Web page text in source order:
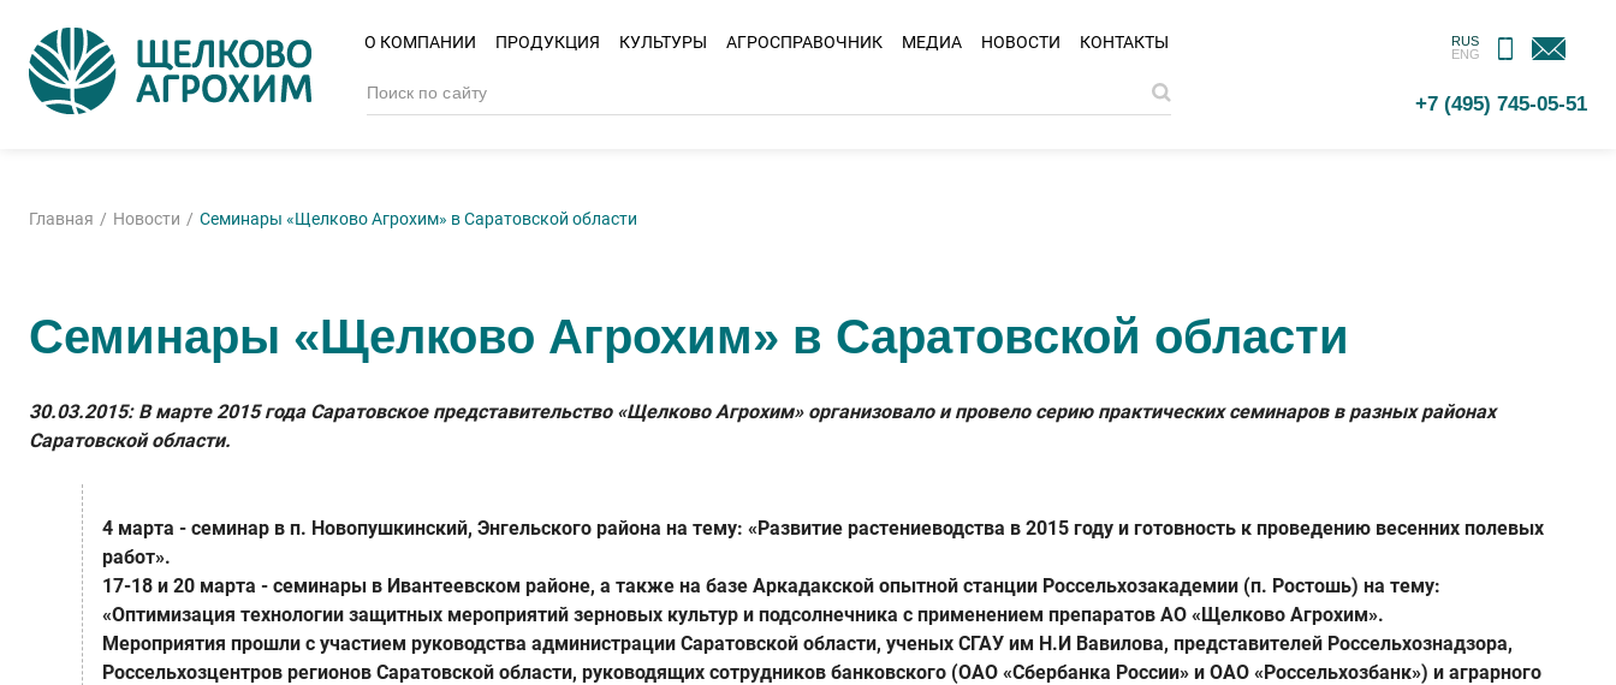
О КОМПАНИИ ПРОДУКЦИЯ КУЛЬТУРЫ АГРОСПРАВОЧНИК МЕДИА НОВОСТИ КОНТАКТЫ
RUS
ENG
МОБИЛЬНОЕ
ПРИЛОЖЕНИЕ
ОБРАТНАЯ
СВЯЗЬ
+7 (495) 745-05-51
Главная Новости Семинары «Щелково Агрохим» в Саратовской области
Семинары «Щелково Агрохим» в Саратовской области
30.03.2015: В марте 2015 года Саратовское представительство «Щелково Агрохим» организовало и провело серию практических семинаров в разных районах
Саратовской области.
4 марта - семинар в п. Новопушкинский, Энгельского района на тему: «Развитие растениеводства в 2015 году и готовность к проведению весенних полевых
работ».
17-18 и 20 марта - семинары в Ивантеевском районе, а также на базе Аркадакской опытной станции Россельхозакадемии (п. Ростошь) на тему:
«Оптимизация технологии защитных мероприятий зерновых культур и подсолнечника с применением препаратов АО «Щелково Агрохим».
Мероприятия прошли с участием руководства администрации Саратовской области, ученых СГАУ им Н.И Вавилова, представителей Россельхознадзора,
Россельхозцентров регионов Саратовской области, руководящих сотрудников банковского (ОАО «Сбербанка России» и ОАО «Россельхозбанк») и аграрного